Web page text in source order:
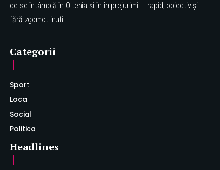
ce se întâmplă în Oltenia și în împrejurimi — rapid, obiectiv și
fără zgomot inutil.
Categorii
Sport
Local
Social
Politica
Headlines